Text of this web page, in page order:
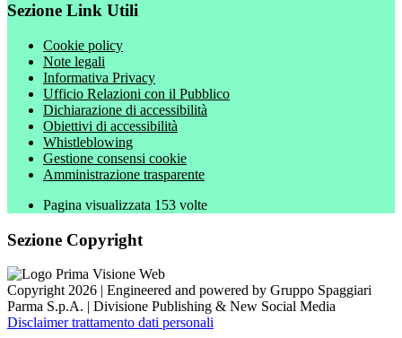
Sezione Link Utili
Cookie policy
Note legali
Informativa Privacy
Ufficio Relazioni con il Pubblico
Dichiarazione di accessibilità
Obiettivi di accessibilità
Whistleblowing
Gestione consensi cookie
Amministrazione trasparente
Pagina visualizzata 153 volte
Sezione Copyright
Copyright 2026 | Engineered and powered by Gruppo Spaggiari
Parma S.p.A. | Divisione Publishing & New Social Media
Disclaimer trattamento dati personali